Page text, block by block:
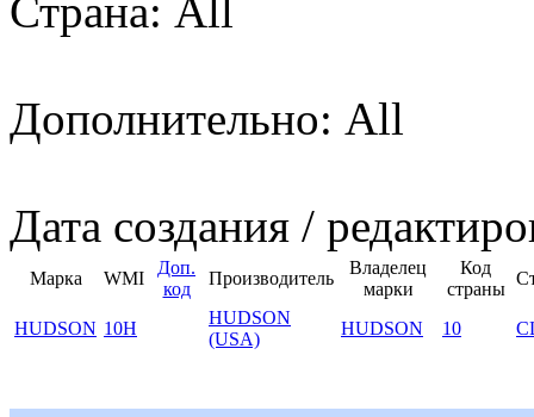
Страна: All
Дополнительно: All
Дата создания /
Марка WMI
Доп.
код
Производитель
Владелец
марки
Код
страны
HUDSON 10H
HUDSON
(USA)
HUDSON 10